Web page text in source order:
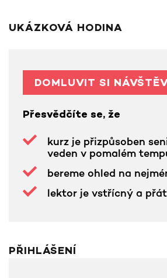
UKÁZKOVÁ HODINA
DOMLUVIT SI
Přesvědčíte se, že
kurz je přizpůsoben
veden v pomalém
bereme ohled na
lektor je vstřícný a
PŘIHLÁŠENÍ